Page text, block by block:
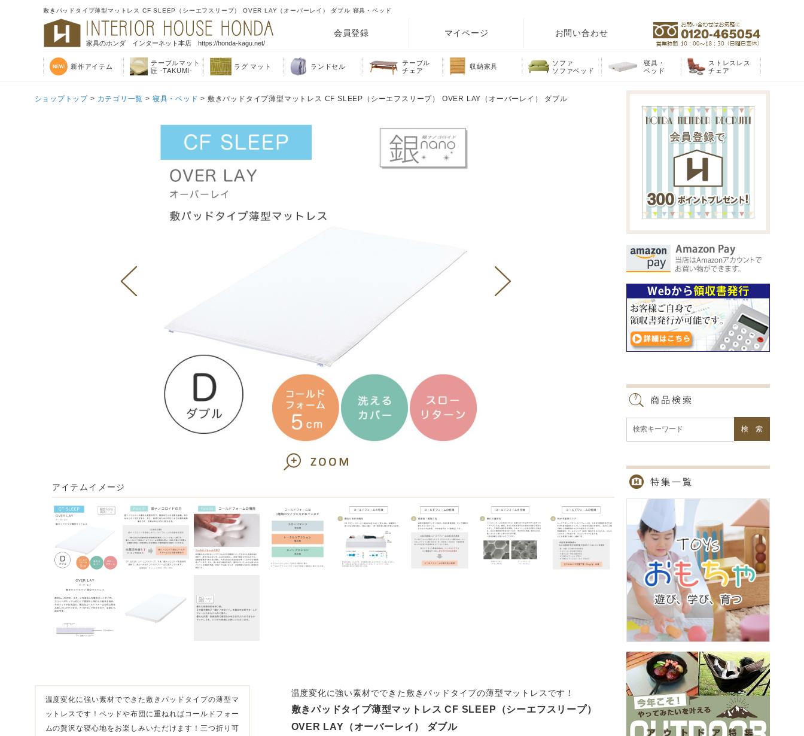
敷きパッドタイプ薄型マットレス CF SLEEP（シーエフスリープ） OVER LAY（オーバーレイ） ダブル 寝具・ベッド
家具のホンダ インターネット本店 https://honda-kagu.net/
会員登録 マイページ お問い合わせ
新作アイテム
テーブルマット
匠 -TAKUMI-
ラグ マット ランドセル
テーブル
チェア
収納家具
ソファ
ソファベッド
寝具・
ベッド
ストレスレス
チェア
ショップトップ > カテゴリ一覧 > 寝具・ベッド > 敷きパッドタイプ薄型マットレス CF SLEEP（シーエフスリープ） OVER LAY（オーバーレイ） ダブル
アイテムイメージ
温度変化に強い素材でできた敷きパッドタイプの薄型マ
ットレスです！ベッドや布団に重ねればコールドフォー
ムの贅沢な寝心地をお楽しみいただけます！三つ折り可
温度変化に強い素材でできた敷きパッドタイプの薄型マットレスです！
敷きパッドタイプ薄型マットレス CF SLEEP（シーエフスリープ）
OVER LAY（オーバーレイ） ダブル